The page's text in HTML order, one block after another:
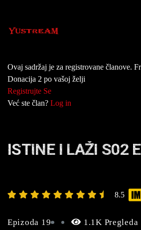
Ovaj sadržaj je za registrovane članove.
Donacija 2 po vašoj želji
Registrujte Se
Već ste član? Log in
ISTINE I LAŽI S02
8.5
Epizoda 19 1.1K Pregleda